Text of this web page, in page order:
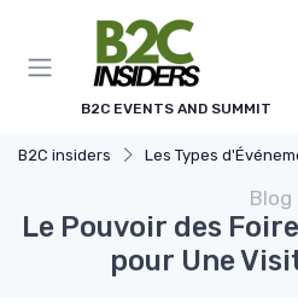
B2C EVENTS AND SUMMIT
B2C insiders Les Types
Blog
Le Pouvoir des
pour Une
Panneau de gestion des cookies